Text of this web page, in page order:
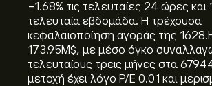
‎-1.68‎% τις τελευταίες 24 ώρες και
τελευταία εβδομάδα. Η τρέχουσα
κεφαλαιοποίηση αγοράς της
173.95M‎$‎, με μέσο όγκο
τελευταίους τρεις μήνες στα
μετοχή έχει λόγο P/E 0.01 και